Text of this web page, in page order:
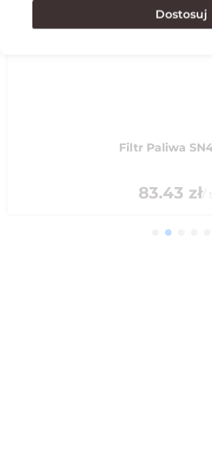
Filtr Paliwa
83.43 zł/
Dostosuj